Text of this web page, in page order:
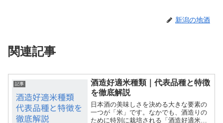
新潟の地酒
関連記事
記事
酒造好適米種類｜代表品種と特徴
を徹底解説
日本酒の美味しさを決める大きな要素の
一つが「米」です。なかでも、酒造りの
ために特別に栽培される「酒造好適米」